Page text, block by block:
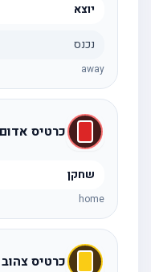
יוצא
נכנס
away
כרטיס אדום
שחקן
home
כרטיס צהוב